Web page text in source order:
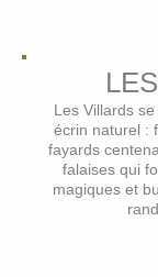
Les Villards
écrin naturel :
fayards
falaises qui
magiques et